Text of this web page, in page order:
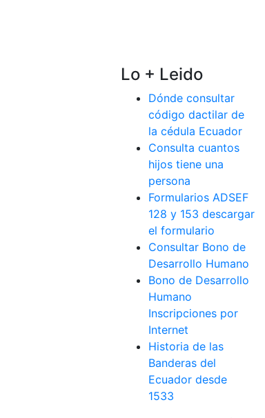
Lo + Leido
Dónde consultar
código dactilar de
la cédula Ecuador
Consulta cuantos
hijos tiene una
persona
Formularios ADSEF
128 y 153 descargar
el formulario
Consultar Bono de
Desarrollo Humano
Bono de Desarrollo
Humano
Inscripciones por
Internet
Historia de las
Banderas del
Ecuador desde
1533